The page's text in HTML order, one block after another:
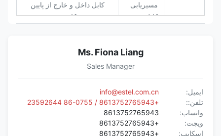
مسیریابی
کابل
کابل داخل و خارج از پایین
کابینت
نگهداری
سیستم
خنک
کننده
کولر گازی
فن 2 عدد پنکه با یک کنترلر فن
ولتاژ ورودی
سنسور
سنسور
Ms. Fiona Liang
Sales Manager
ایمیل:
info@estel.com.cn
تلفن::
+8613752765943 / 86-0755 23592644
واتساپ:
8613752765943
ویچت:
+8613752765943
اسکایپ:
+8613752765943